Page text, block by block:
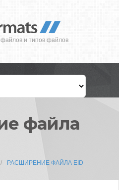
и типов файлов
файла
РАСШИРЕНИЕ ФАЙЛА EID